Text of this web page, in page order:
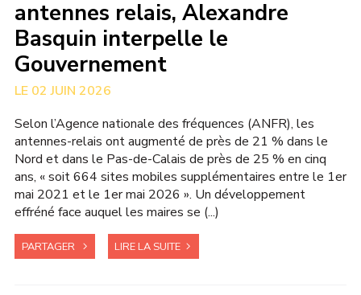
antennes relais, Alexandre
Basquin interpelle le
Gouvernement
02 JUIN 2026
Selon l’Agence nationale des fréquences (ANFR), les
antennes-relais ont augmenté de près de 21 % dans le
Nord et dans le Pas-de-Calais de près de 25 % en cinq
ans, « soit 664 sites mobiles supplémentaires entre le 1er
mai 2021 et le 1er mai 2026 ». Un développement
effréné face auquel les maires se (...)
PARTAGER LIRE LA SUITE